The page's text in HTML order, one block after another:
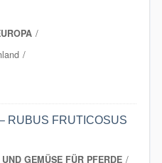
RUBUS FRUTICOSUS
GEMÜSE FÜR PFERDE